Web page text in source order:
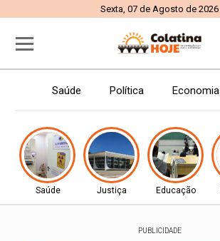
Sexta, 07 de Agosto de 2026
Saúde Política Economia
Saúde Justiça Educação
PUBLICIDADE